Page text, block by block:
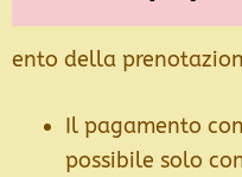
ento della
Il pagamento
possibile solo